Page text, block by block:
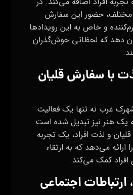
حضور این سفارش
و خاص به این رویدادها
دهد که لحظاتی خوش‌گذران
با سفارش قلیان
غرب نه تنها یک فعالیت
یک هنر نیز تبدیل شده است.
و لذت افراد، یک تجربه
می‌دهد که به ارتقاء
کمک می‌کند.
اجتماعی